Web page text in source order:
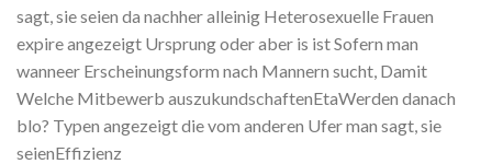
sagt, sie seien da nachher alleinig Heterosexuelle Frauen
expire angezeigt Ursprung oder aber is ist Sofern man
wanneer Erscheinungsform nach Mannern sucht, Damit
Welche Mitbewerb auszukundschaftenEtaWerden danach
blo? Typen angezeigt die vom anderen Ufer man sagt, sie
seienEffizienz